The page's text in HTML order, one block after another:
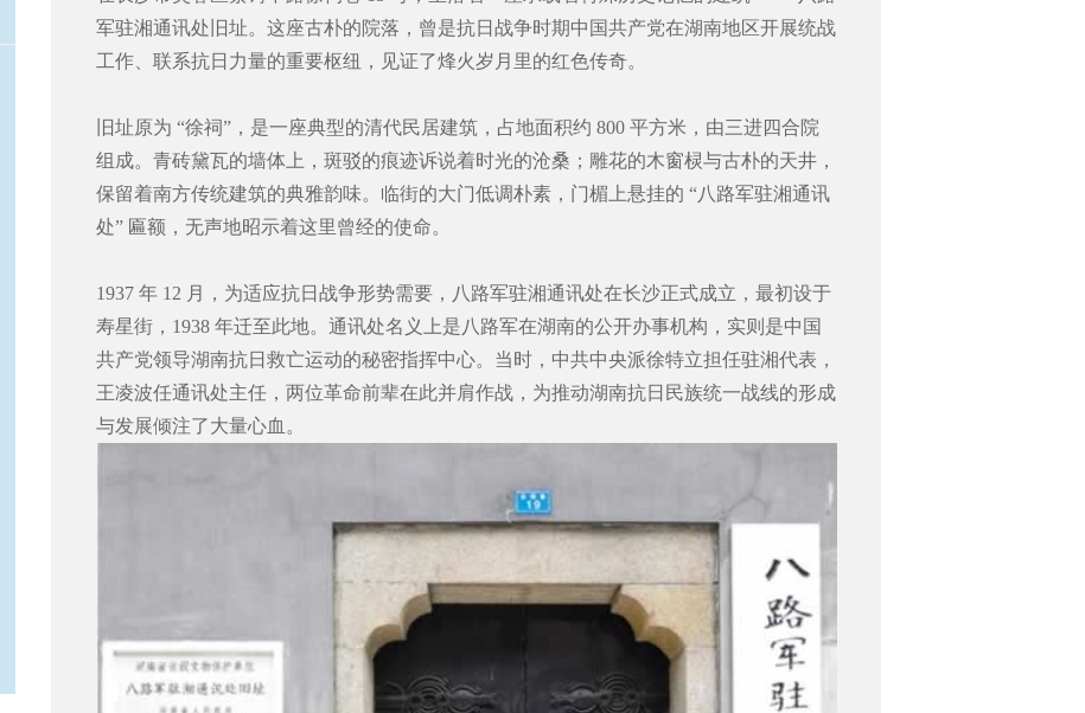
军驻湘通讯处旧址。这座古朴的院落，曾是抗日战争时期中国共产党在湖南地区开展统战
工作、联系抗日力量的重要枢纽，见证了烽火岁月里的红色传奇。
旧址原为 “徐祠”，是一座典型的清代民居建筑，占地面积约 800 平方米，由三进四合院
组成。青砖黛瓦的墙体上，斑驳的痕迹诉说着时光的沧桑；雕花的木窗棂与古朴的天井，
保留着南方传统建筑的典雅韵味。临街的大门低调朴素，门楣上悬挂的 “八路军驻湘通讯
处” 匾额，无声地昭示着这里曾经的使命。
1937 年 12 月，为适应抗日战争形势需要，八路军驻湘通讯处在长沙正式成立，最初设于
寿星街，1938 年迁至此地。通讯处名义上是八路军在湖南的公开办事机构，实则是中国
共产党领导湖南抗日救亡运动的秘密指挥中心。当时，中共中央派徐特立担任驻湘代表，
王凌波任通讯处主任，两位革命前辈在此并肩作战，为推动湖南抗日民族统一战线的形成
与发展倾注了大量心血。